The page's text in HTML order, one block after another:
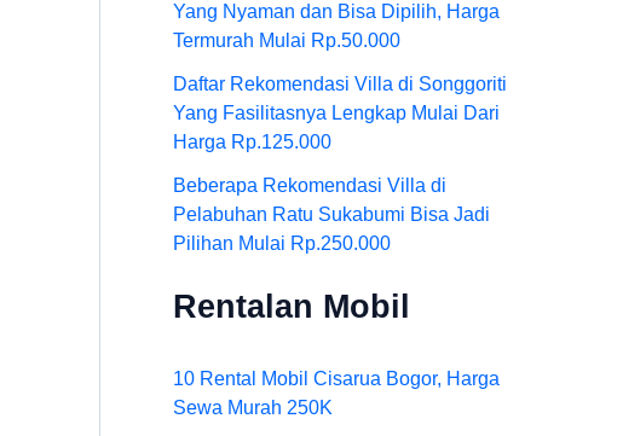
Yang Nyaman dan Bisa Dipilih, Harga
Termurah Mulai Rp.50.000
Daftar Rekomendasi Villa di Songgoriti
Yang Fasilitasnya Lengkap Mulai Dari
Harga Rp.125.000
Beberapa Rekomendasi Villa di
Pelabuhan Ratu Sukabumi Bisa Jadi
Pilihan Mulai Rp.250.000
Rentalan Mobil
10 Rental Mobil Cisarua Bogor, Harga
Sewa Murah 250K